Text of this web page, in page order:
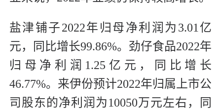
盐津铺子2022年归母净利润为3.01亿
元，同比增长99.86%。劲仔食品2022年
归母净利润1.25亿元，同比增长
46.77%。来伊份预计2022年归属上市公
司股东的净利润为10050万元左右，同